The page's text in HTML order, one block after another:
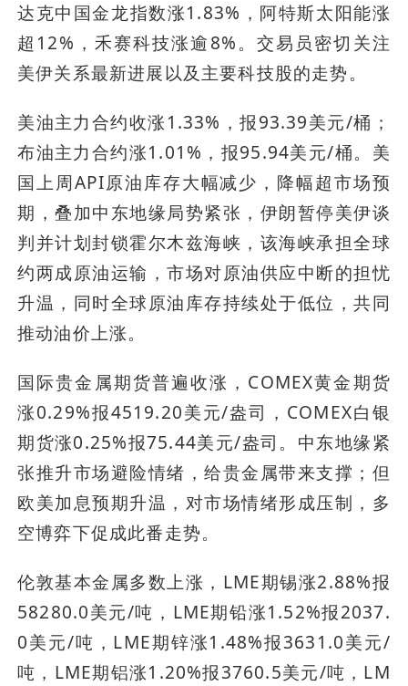
达克中国金龙指数涨1.83%，阿特斯太阳能涨
超12%，禾赛科技涨逾8%。交易员密切关注
美伊关系最新进展以及主要科技股的走势。
美油主力合约收涨1.33%，报93.39美元/桶；
布油主力合约涨1.01%，报95.94美元/桶。美
国上周API原油库存大幅减少，降幅超市场预
期，叠加中东地缘局势紧张，伊朗暂停美伊谈
判并计划封锁霍尔木兹海峡，该海峡承担全球
约两成原油运输，市场对原油供应中断的担忧
升温，同时全球原油库存持续处于低位，共同
推动油价上涨。
国际贵金属期货普遍收涨，COMEX黄金期货
涨0.29%报4519.20美元/盎司，COMEX白银
期货涨0.25%报75.44美元/盎司。中东地缘紧
张推升市场避险情绪，给贵金属带来支撑；但
欧美加息预期升温，对市场情绪形成压制，多
空博弈下促成此番走势。
伦敦基本金属多数上涨，LME期锡涨2.88%报
58280.0美元/吨，LME期铅涨1.52%报2037.
0美元/吨，LME期锌涨1.48%报3631.0美元/
吨，LME期铝涨1.20%报3760.5美元/吨，LM